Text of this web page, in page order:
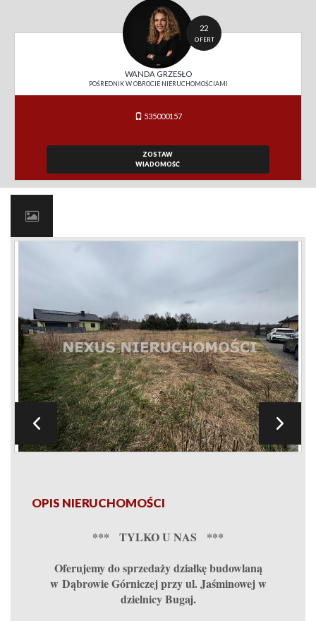
22
OFERT
WANDA GRZESŁO
POŚREDNIK W OBROCIE NIERUCHOMOŚCIAMI
535000157
ZOSTAW
WIADOMOŚĆ
OPIS NIERUCHOMOŚCI
*** TYLKO U NAS ***
Oferujemy do sprzedaży działkę budowlaną
w Dąbrowie Górniczej przy ul. Jaśminowej w
dzielnicy Bugaj.